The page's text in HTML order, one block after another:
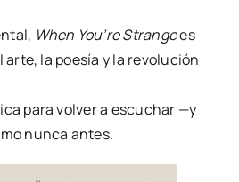
When You’re Strangees
arte, la poesía y la revolución
para volver a escuchar —y
nunca antes.